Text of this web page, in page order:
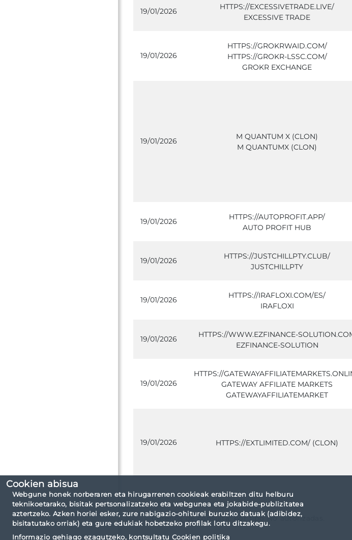
Cookien abisua
Webgune honek norberaren eta hirugarrenen cookieak erabiltzen ditu helburu
teknikoetarako, bisitak pertsonalizatzeko eta webgunea eta jokabide-publizitatea
aztertzeko. Azken horiei esker, zure nabigazio-ohiturei buruzko datuak (adibidez,
bisitatutako orriak) eta gure edukiak hobetzeko profilak lortu ditzakegu.
Informazio gehiago ezagutzeko, kontsultatu Cookien politika
19/01/2026
HTTPS://EXCESSIVETRADE.LIVE/
EXCESSIVE TRADE
19/01/2026
HTTPS://GROKRWAID.COM/
HTTPS://GROKR-LSSC.COM/
GROKR EXCHANGE
19/01/2026
M QUANTUM X (CLON)
M QUANTUMX (CLON)
19/01/2026
HTTPS://AUTOPROFIT.APP/
AUTO PROFIT HUB
19/01/2026
HTTPS://JUSTCHILLPTY.CLUB/
JUSTCHILLPTY
19/01/2026
HTTPS://IRAFLOXI.COM/ES/
IRAFLOXI
19/01/2026
HTTPS://WWW.EZFINANCE-
EZFINANCE-SOLUTION
19/01/2026
HTTPS://
GATEWAY AFFILIATE MARKETS
GATEWAYAFFILIATEMARKET
19/01/2026 HTTPS://EXTLIMITED.COM/ (CLON)
Criterios de consulta: por tipo No autorizadas.